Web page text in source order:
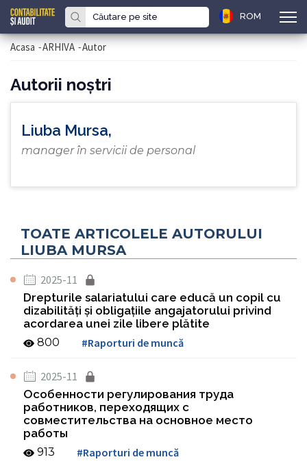
ROM
Acasa -ARHIVA -Autor
Autorii noştri
Liuba Mursa,
manager în servicii de personal
TOATE ARTICOLELE AUTORULUI
LIUBA MURSA
2025-11
Drepturile salariatului care educă un copil cu
dizabilităţi şi obligaţiile angajatorului privind
acordarea unei zile libere plătite
800 #Raporturi de muncă
2025-11
Особенности регулирования труда
работников, переходящих с
совместительства на основное место
работы
913 #Raporturi de muncă